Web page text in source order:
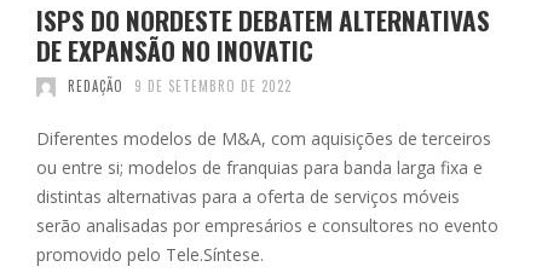
ISPS DO NORDESTE DEBATEM ALTERNATIVAS
DE EXPANSÃO NO INOVATIC
REDAÇÃO 9 DE SETEMBRO DE 2022
Diferentes modelos de M&A, com aquisições de terceiros
ou entre si; modelos de franquias para banda larga fixa e
distintas alternativas para a oferta de serviços móveis
serão analisadas por empresários e consultores no evento
promovido pelo Tele.Síntese.